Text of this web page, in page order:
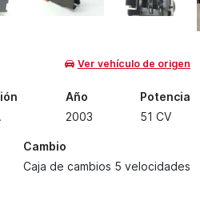
Ver vehículo de origen
Año
2003
Potencia
51 CV
Cambio
Caja de cambios 5 velocidades